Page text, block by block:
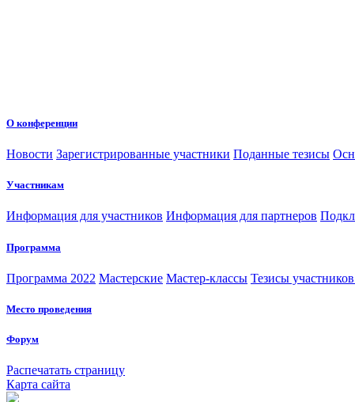
О конференции
Новости Зарегистрированные участники Поданные тезисы
Участникам
Информация для участников Информация для партнеров
Программа
Программа 2022 Мастерские Мастер-классы Тезисы
Место проведения
Форум
Распечатать страницу
Карта сайта